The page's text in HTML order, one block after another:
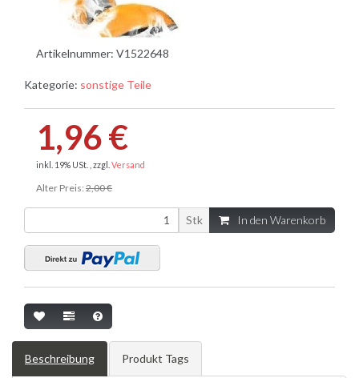
Artikelnummer: V1522648
Kategorie: sonstige Teile
1,96 €
inkl. 19% USt. , zzgl. Versand
Alter Preis: 2,00 €
Stk In den Warenkorb
Beschreibung Produkt Tags